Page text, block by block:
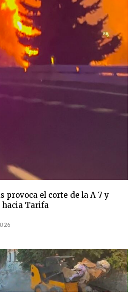
provoca el corte de la A-7 y
hacia Tarifa